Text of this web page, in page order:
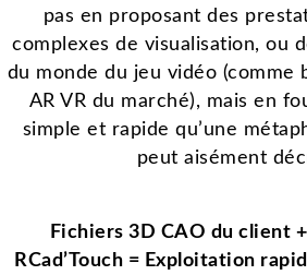
pas en proposant des
complexes de visualisation, ou
du monde du jeu vidéo (comme
AR VR du marché), mais en
simple et rapide qu’une
peut aisément
Fichiers 3D CAO du client
RCad’Touch = Exploitation